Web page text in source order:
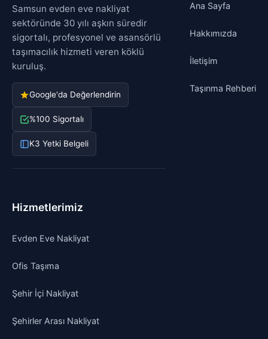
Samsun evden eve nakliyat
sektöründe 30 yılı aşkın süredir
sigortalı, profesyonel ve asansörlü
taşımacılık hizmeti veren köklü
kuruluş.
Google'da Değerlendirin
%100 Sigortalı
K3 Yetki Belgeli
Ana Sayfa
Hakkımızda
İletişim
Taşınma Rehberi
Hizmetlerimiz
Evden Eve Nakliyat
Ofis Taşıma
Şehir İçi Nakliyat
Şehirler Arası Nakliyat